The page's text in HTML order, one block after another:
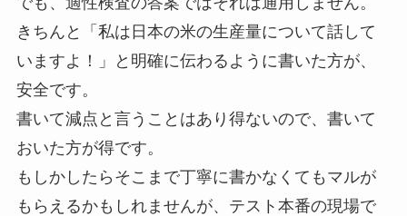
きちんと「私は日本の米の生産量について話して
いますよ！」と明確に伝わるように書いた方が、
安全です。
書いて減点と言うことはあり得ないので、書いて
おいた方が得です。
もしかしたらそこまで丁寧に書かなくてもマルが
もらえるかもしれませんが、テスト本番の現場で